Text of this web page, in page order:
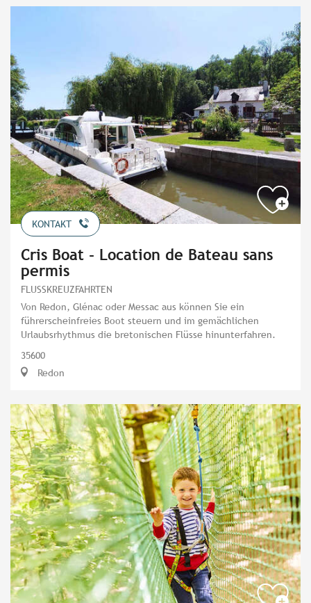
KONTAKT
Cris Boat - Location de Bateau sans
permis
FLUSSKREUZFAHRTEN
Von Redon, Glénac oder Messac aus können Sie ein
führerscheinfreies Boot steuern und im gemächlichen
Urlaubsrhythmus die bretonischen Flüsse hinunterfahren.
35600
Redon